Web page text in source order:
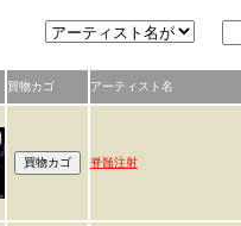
買物カゴ アーティスト名
脊髄注射